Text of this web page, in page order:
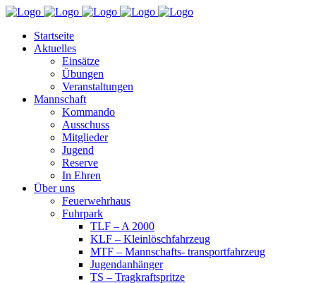
Startseite
Aktuelles
Einsätze
Übungen
Veranstaltungen
Mannschaft
Kommando
Ausschuss
Mitglieder
Jugend
Reserve
In Ehren
Über uns
Feuerwehrhaus
Fuhrpark
TLF – A 2000
KLF – Kleinlöschfahrzeug
MTF – Mannschafts- transportfahrzeug
Jugendanhänger
TS – Tragkraftspritze